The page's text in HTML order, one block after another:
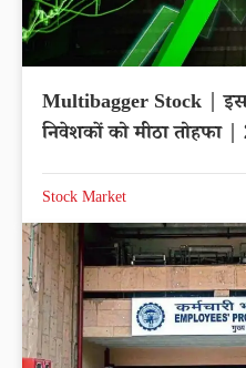
Multibagger Stock |
निवेशकों को मीठा तोहफा |
Stock Market